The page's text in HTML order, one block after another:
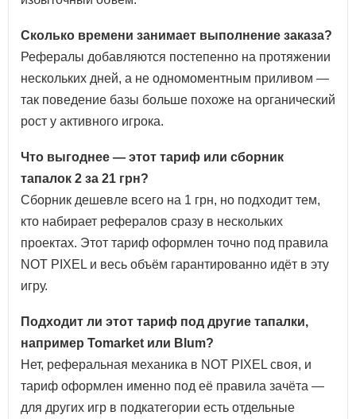
Сколько времени занимает выполнение заказа?
Рефералы добавляются постепенно на протяжении
нескольких дней, а не одномоментным приливом —
так поведение базы больше похоже на органический
рост у активного игрока.
Что выгоднее — этот тариф или сборник
тапалок 2 за 21 грн?
Сборник дешевле всего на 1 грн, но подходит тем,
кто набирает рефералов сразу в нескольких
проектах. Этот тариф оформлен точно под правила
NOT PIXEL и весь объём гарантированно идёт в эту
игру.
Подходит ли этот тариф под другие тапалки,
например Tomarket или Blum?
Нет, реферальная механика в NOT PIXEL своя, и
тариф оформлен именно под её правила зачёта —
для других игр в подкатегории есть отдельные